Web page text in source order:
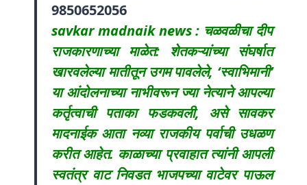
9850652056
savkar madnaik news : चळवळीचा दीप
राजकारणाच्या माळेत: शेतकऱ्यांच्या संघर्षात
खारवलेल्या मातीतून उगम पावलेले, ‘स्वाभिमानी’
या आंदोलनाच्या नाभीवरून ज्या नेत्याने आपल्या
कर्तृत्वाची पताका फडकवली, असे सावकर
मादनाईक आता नव्या राजकीय पर्वाची उधळण
करीत आहेत. काळाच्या प्रवाहात त्यांनी आपली
स्वतंत्र वाट निवडत भाजपच्या वाटेवर पाऊल